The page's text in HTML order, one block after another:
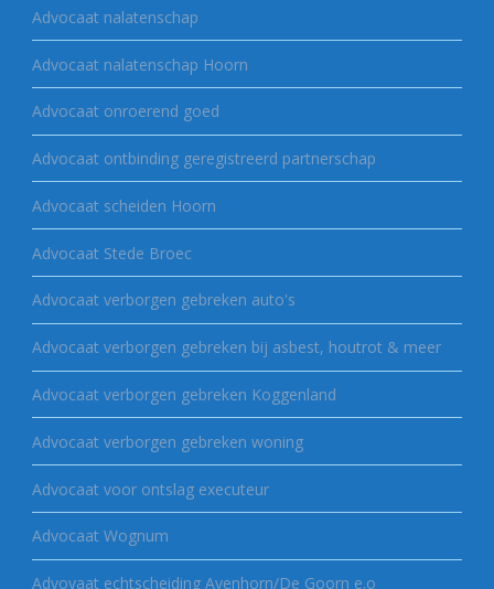
Advocaat nalatenschap
Advocaat nalatenschap Hoorn
Advocaat onroerend goed
Advocaat ontbinding geregistreerd partnerschap
Advocaat scheiden Hoorn
Advocaat Stede Broec
Advocaat verborgen gebreken auto's
Advocaat verborgen gebreken bij asbest, houtrot & meer
Advocaat verborgen gebreken Koggenland
Advocaat verborgen gebreken woning
Advocaat voor ontslag executeur
Advocaat Wognum
Advovaat echtscheiding Avenhorn/De Goorn e.o